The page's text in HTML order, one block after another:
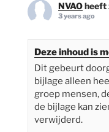
NVAOheeft
3 years ago
Deze inhoud is
Dit gebeurt
bijlage alleen
groep mensen,
de bijlage kan
verwijderd.